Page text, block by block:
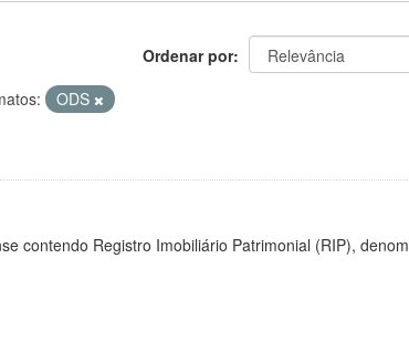
Ordenar por
ODS
contendo Registro Imobiliário Patrimonial (RIP),